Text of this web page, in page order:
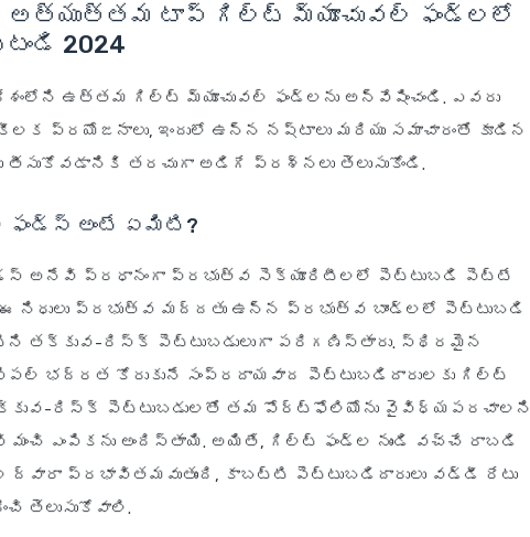
టాప్ గిల్ట్ మ్యూచువల్ ఫండ్లలో
2024
ఉత్తమ గిల్ట్ మ్యూచువల్ ఫండ్లను అన్వేషించండి. ఎవరు
ప్రయోజనాలు, ఇందులో ఉన్న నష్టాలు మరియు సమాచారంతో కూడిన
తరచుగా అడిగే ప్రశ్నలు తెలుసుకోండి.
ఫండ్స్ అంటే ఏమిటి?
అనేవి ప్రధానంగా ప్రభుత్వ సెక్యూరిటీలలో పెట్టుబడి పెట్టే
ఈ నిధులు ప్రభుత్వ మద్దతు ఉన్న ప్రభుత్వ బాండ్లలో పెట్టుబడి
తక్కువ-రిస్క్ పెట్టుబడులుగా పరిగణిస్తారు. స్థిరమైన
భద్రత కోరుకునే సంప్రదాయవాద పెట్టుబడిదారులకు గిల్ట్
రిస్క్ పెట్టుబడులతో తమ పోర్ట్‌ఫోలియోను వైవిధ్యపరచాలని
ఎంపికను అందిస్తాయి. అయితే, గిల్ట్ ఫండ్ల నుండి వచ్చే రాబడి
ప్రభావితమవుతుంది, కాబట్టి పెట్టుబడిదారులు వడ్డీ రేటు
తెలుసుకోవాలి.